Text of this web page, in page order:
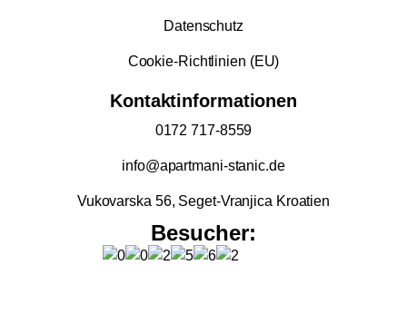
Datenschutz
Cookie-Richtlinien (EU)
Kontaktinformationen
0172 717-8559
info@apartmani-stanic.de
Vukovarska 56, Seget-Vranjica Kroatien
Besucher: